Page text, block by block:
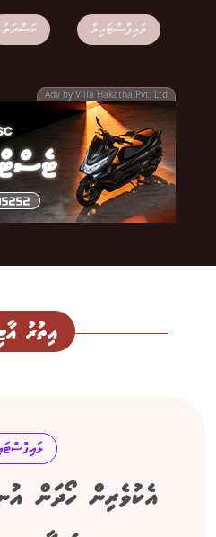
ލައިފްސްޓައިލް ކަސްރަތު
Adv by Villa Hakatha Pvt. Ltd
އިތުރު
އެކުވެރިން ހޯދަން